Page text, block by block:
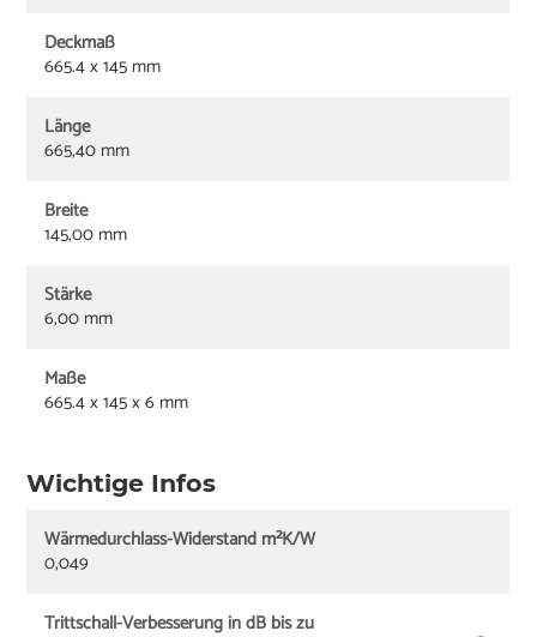
Deckmaß
665.4 x 145 mm
Länge
665,40 mm
Breite
145,00 mm
Stärke
6,00 mm
Maße
665.4 x 145 x 6 mm
Wichtige Infos
Wärmedurchlass-Widerstand m²K/W
0,049
Trittschall-Verbesserung in dB bis zu